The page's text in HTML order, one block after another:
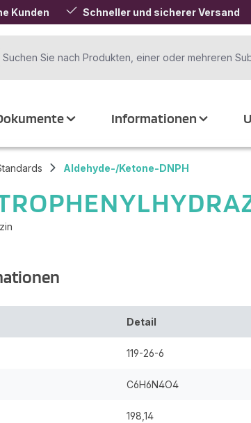
springen
Kunden Schneller und sicherer Versand
Informationen
Aldehyde-/Ketone-DNPH
Detail
119-26-6
C6H6N4O4
198,14